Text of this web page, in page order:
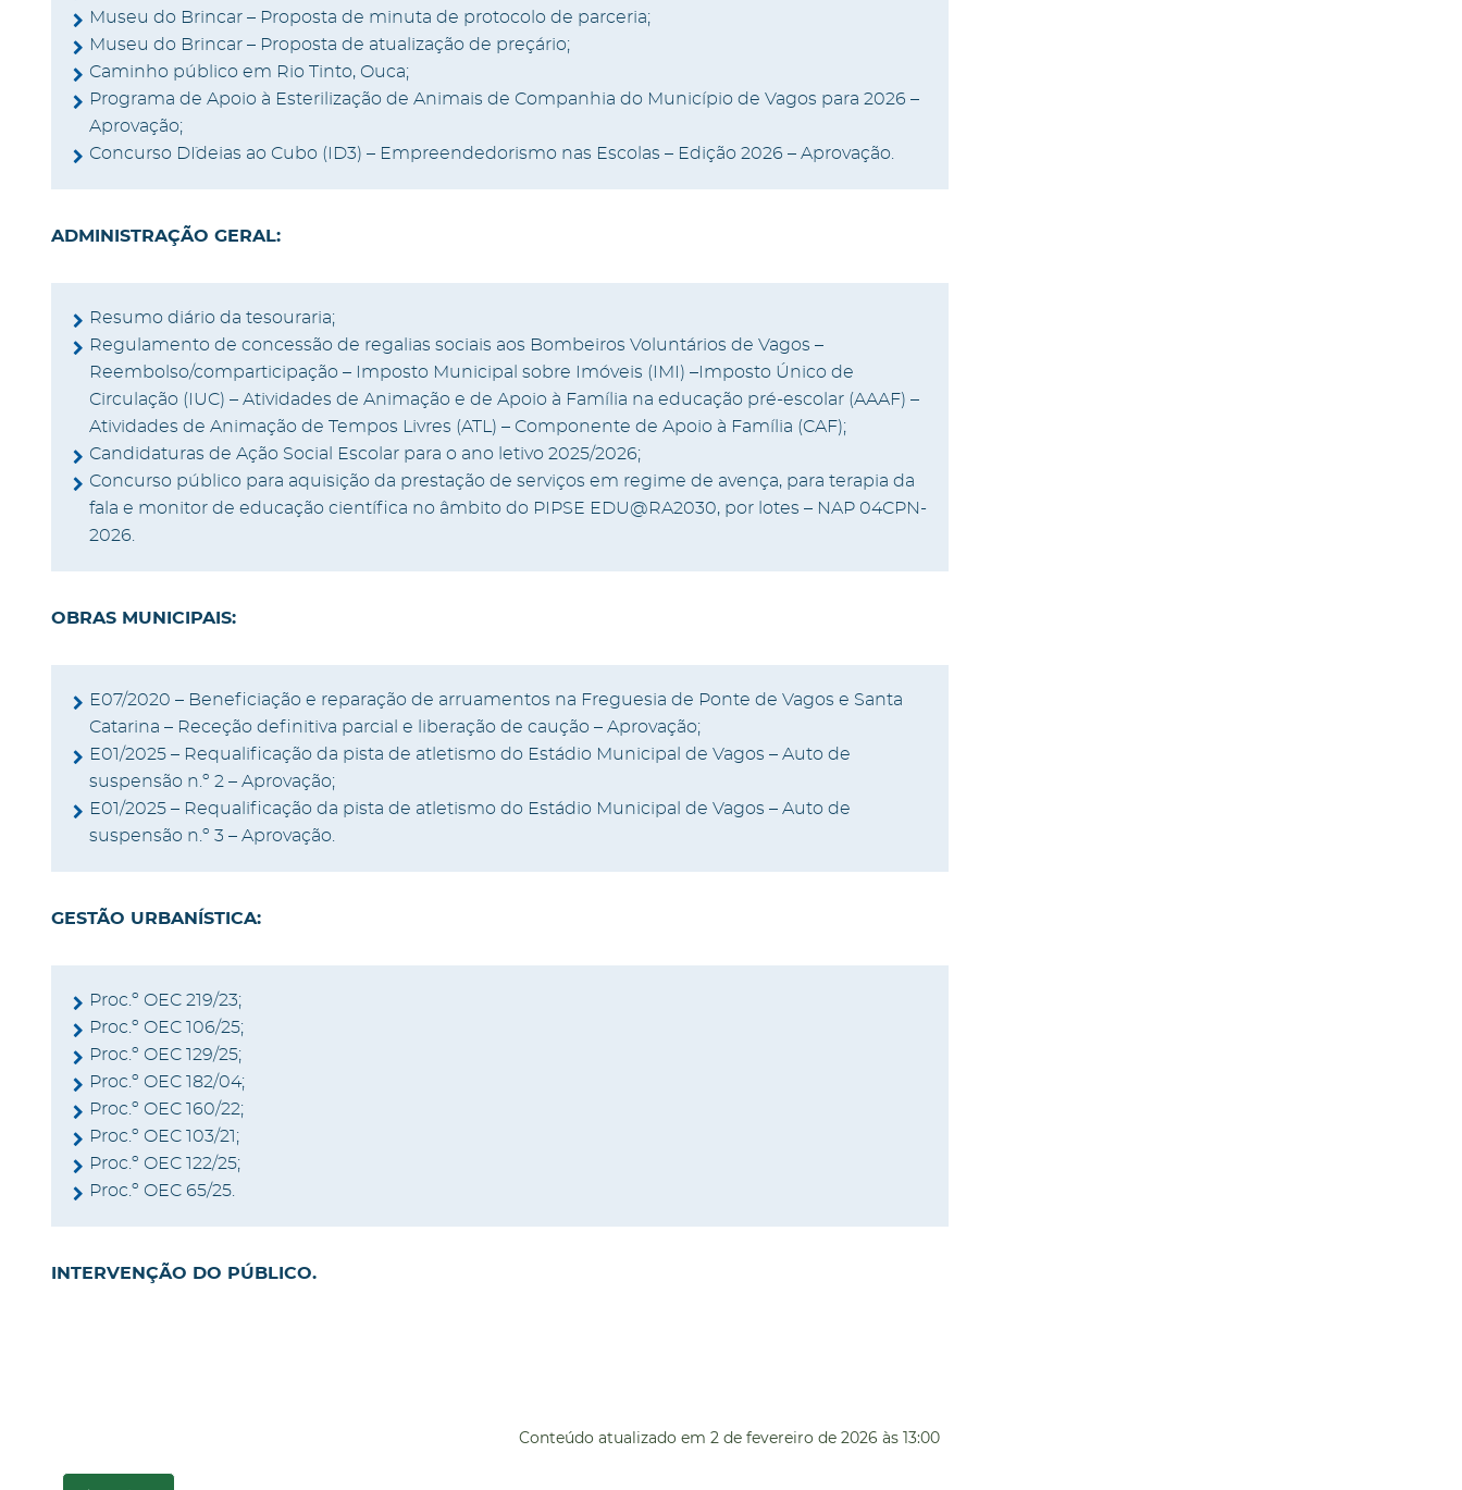
Museu do Brincar – Proposta de minuta de protocolo de parceria;
Museu do Brincar – Proposta de atualização de preçário;
Caminho público em Rio Tinto, Ouca;
Programa de Apoio à Esterilização de Animais de Companhia do Município de Vagos para 2026 –
Aprovação;
Concurso D´Ideias ao Cubo (ID3) – Empreendedorismo nas Escolas – Edição 2026 – Aprovação.
ADMINISTRAÇÃO GERAL:
Resumo diário da tesouraria;
Regulamento de concessão de regalias sociais aos Bombeiros Voluntários de Vagos –
Reembolso/comparticipação – Imposto Municipal sobre Imóveis (IMI) –Imposto Único de
Circulação (IUC) – Atividades de Animação e de Apoio à Família na educação pré-escolar (AAAF) –
Atividades de Animação de Tempos Livres (ATL) – Componente de Apoio à Família (CAF);
Candidaturas de Ação Social Escolar para o ano letivo 2025/2026;
Concurso público para aquisição da prestação de serviços em regime de avença, para terapia da
fala e monitor de educação científica no âmbito do PIPSE EDU@RA2030, por lotes – NAP 04CPN-
2026.
OBRAS MUNICIPAIS:
E07/2020 – Beneficiação e reparação de arruamentos na Freguesia de Ponte de Vagos e Santa
Catarina – Receção definitiva parcial e liberação de caução – Aprovação;
E01/2025 – Requalificação da pista de atletismo do Estádio Municipal de Vagos – Auto de
suspensão n.º 2 – Aprovação;
E01/2025 – Requalificação da pista de atletismo do Estádio Municipal de Vagos – Auto de
suspensão n.º 3 – Aprovação.
GESTÃO URBANÍSTICA:
Proc.º OEC 219/23;
Proc.º OEC 106/25;
Proc.º OEC 129/25;
Proc.º OEC 182/04;
Proc.º OEC 160/22;
Proc.º OEC 103/21;
Proc.º OEC 122/25;
Proc.º OEC 65/25.
INTERVENÇÃO DO PÚBLICO.
Conteúdo atualizado em 2 de fevereiro de 2026 às 13:00